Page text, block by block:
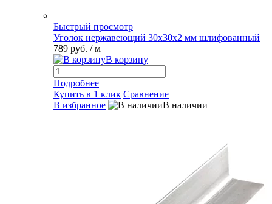
Быстрый просмотр
Уголок нержавеющий 30х30х2 мм шлифованный
789 руб. / м
В корзину
Подробнее
Купить в 1 клик Сравнение
В избранное
В наличии